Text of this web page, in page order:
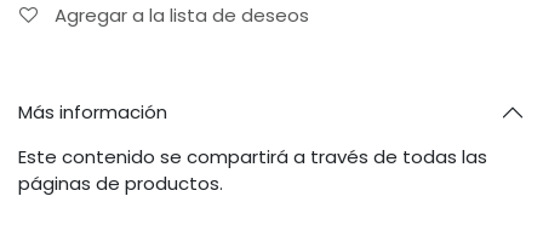
Agregar a la lista de deseos
Más información
Este contenido se compartirá a través de todas las
páginas de productos.